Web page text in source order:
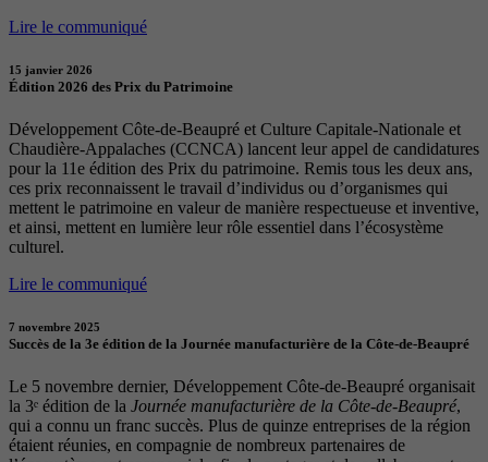
Lire le communiqué
15 janvier 2026
Édition 2026 des Prix du Patrimoine
Développement Côte-de-Beaupré et Culture Capitale-Nationale et
Chaudière-Appalaches (CCNCA) lancent leur appel de candidatures
pour la 11e édition des Prix du patrimoine. Remis tous les deux ans,
ces prix reconnaissent le travail d’individus ou d’organismes qui
mettent le patrimoine en valeur de manière respectueuse et inventive,
et ainsi, mettent en lumière leur rôle essentiel dans l’écosystème
culturel.
Lire le communiqué
7 novembre 2025
Succès de la 3e édition de la Journée manufacturière de la Côte-de-Beaupré
Le 5 novembre dernier, Développement Côte-de-Beaupré organisait
la 3ᵉ édition de la Journée manufacturière de la Côte-de-Beaupré,
qui a connu un franc succès. Plus de quinze entreprises de la région
étaient réunies, en compagnie de nombreux partenaires de